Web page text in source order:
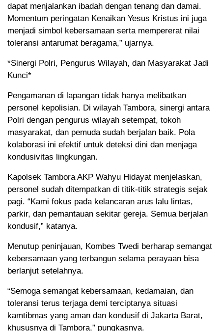
dapat menjalankan ibadah dengan tenang dan damai.
Momentum peringatan Kenaikan Yesus Kristus ini juga
menjadi simbol kebersamaan serta mempererat nilai
toleransi antarumat beragama,” ujarnya.
*Sinergi Polri, Pengurus Wilayah, dan Masyarakat Jadi
Kunci*
Pengamanan di lapangan tidak hanya melibatkan
personel kepolisian. Di wilayah Tambora, sinergi antara
Polri dengan pengurus wilayah setempat, tokoh
masyarakat, dan pemuda sudah berjalan baik. Pola
kolaborasi ini efektif untuk deteksi dini dan menjaga
kondusivitas lingkungan.
Kapolsek Tambora AKP Wahyu Hidayat menjelaskan,
personel sudah ditempatkan di titik-titik strategis sejak
pagi. “Kami fokus pada kelancaran arus lalu lintas,
parkir, dan pemantauan sekitar gereja. Semua berjalan
kondusif,” katanya.
Menutup peninjauan, Kombes Twedi berharap semangat
kebersamaan yang terbangun selama perayaan bisa
berlanjut setelahnya.
“Semoga semangat kebersamaan, kedamaian, dan
toleransi terus terjaga demi terciptanya situasi
kamtibmas yang aman dan kondusif di Jakarta Barat,
khususnya di Tambora,” pungkasnya.